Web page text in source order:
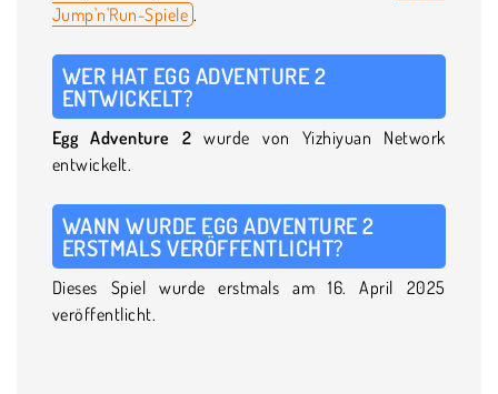
Jump'n'Run-Spiele .
WER HAT EGG ADVENTURE 2
ENTWICKELT?
Egg Adventure 2 wurde von Yizhiyuan Network
entwickelt.
WANN WURDE EGG ADVENTURE 2
ERSTMALS VERÖFFENTLICHT?
Dieses Spiel wurde erstmals am 16. April 2025
veröffentlicht.